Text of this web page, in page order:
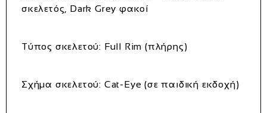
σκελετός, Dark Grey φακοί
Τύπος σκελετού: Full Rim (πλήρης)
Σχήμα σκελετού: Cat‑Eye (σε παιδική εκδοχή)